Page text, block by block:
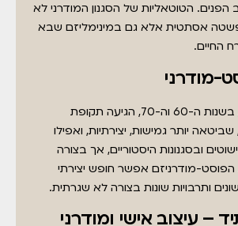
הטוטאליות של הסגנון המודרני לא
אסתטית אלא גם במינימליזם שבא
החיים.
מודרני
לאחר המודרניזם, בשנות ה-60 וה-70, הגיעה תקופת
יותר גמישות, יצירתיות, ואפילו
ובסגנונות היסטוריים, אך בצורה
מודרניזם אפשר חופש יצירתי
ותרבויות שונות בצורה לא שגרתית.
– עיצוב אישי ומודרני